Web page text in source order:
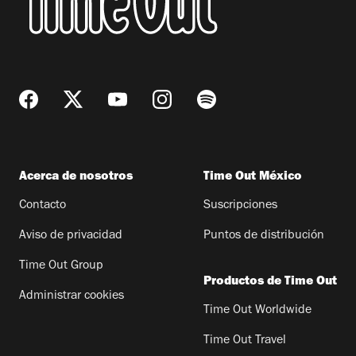
Acerca de nosotros
Contacto
Aviso de privacidad
Time Out Group
Administrar cookies
Time Out México
Suscripciones
Puntos de distribución
Productos de Time Out
Time Out Worldwide
Time Out Travel